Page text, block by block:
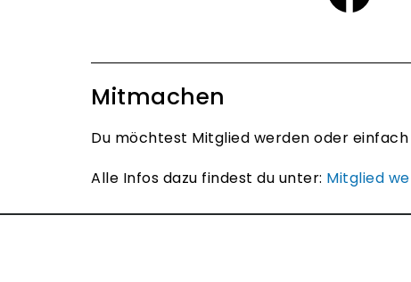
Mitmachen
Du möchtest Mitglied werden oder
Alle Infos dazu findest du unter: Mitglied